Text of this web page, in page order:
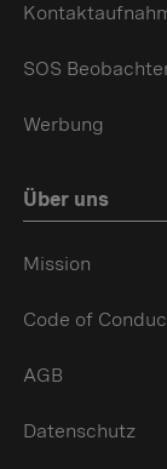
SOS
Werbung
Über uns
Mission
Code of
AGB
Datenschutz